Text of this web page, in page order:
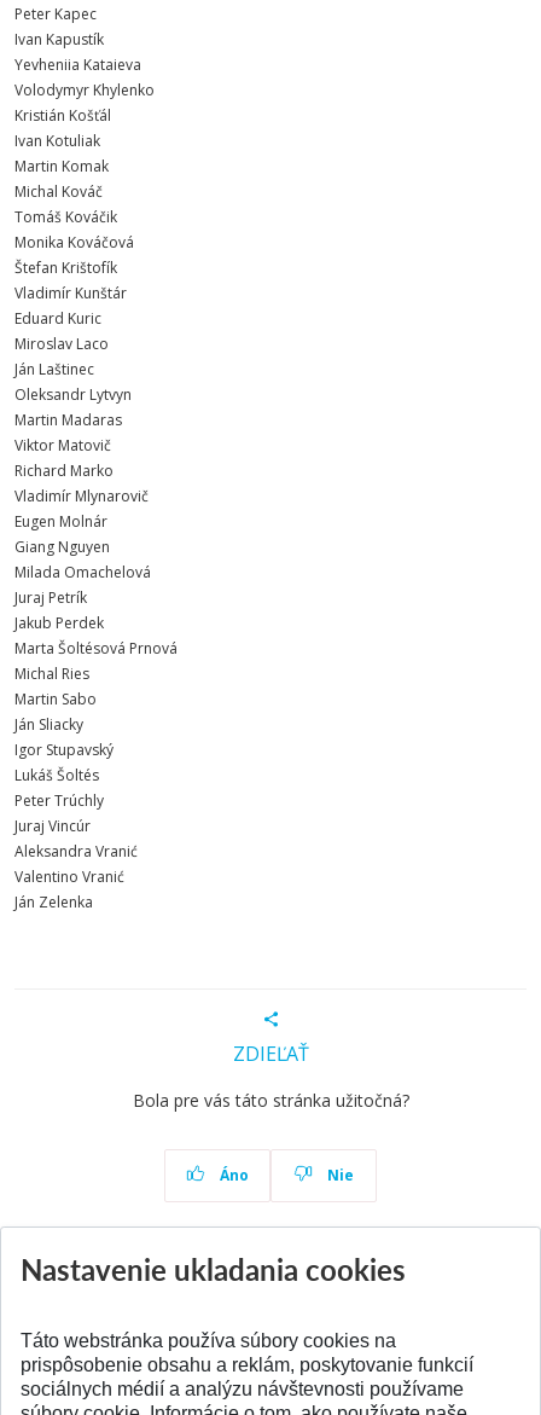
Peter Kapec
Ivan Kapustík
Yevheniia Kataieva
Volodymyr Khylenko
Kristián Košťál
Ivan Kotuliak
Martin Komak
Michal Kováč
Tomáš Kováčik
Monika Kováčová
Štefan Krištofík
Vladimír Kunštár
Eduard Kuric
Miroslav Laco
Ján Laštinec
Oleksandr Lytvyn
Martin Madaras
Viktor Matovič
Richard Marko
Vladimír Mlynarovič
Eugen Molnár
Giang Nguyen
Milada Omachelová
Juraj Petrík
Jakub Perdek
Marta Šoltésová Prnová
Michal Ries
Martin Sabo
Ján Sliacky
Igor Stupavský
Lukáš Šoltés
Peter Trúchly
Juraj Vincúr
Aleksandra Vranić
Valentino Vranić
Ján Zelenka
ZDIEĽAŤ
Bola pre vás táto stránka užitočná?
Áno Nie
Nastavenie ukladania cookies
Táto webstránka používa súbory cookies na
prispôsobenie obsahu a reklám, poskytovanie funkcií
sociálnych médií a analýzu návštevnosti používame